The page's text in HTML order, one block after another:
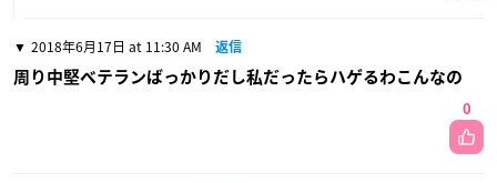
2018年6月17日 at 11:30 AM 返信
周り中堅ベテランばっかりだし私だったらハゲるわこんなの
0